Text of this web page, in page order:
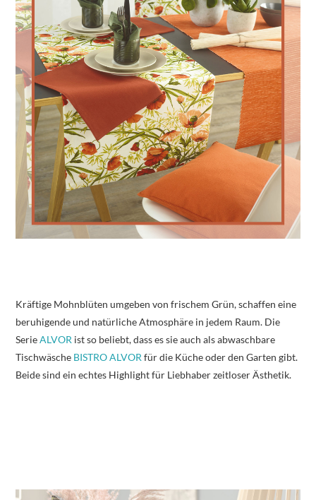
Kräftige Mohnblüten umgeben von frischem Grün, schaffen eine
beruhigende und natürliche Atmosphäre in jedem Raum. Die
SerieALVOR ist so beliebt, dass es sie auch als abwaschbare
Tischwäsche BISTRO ALVOR für die Küche oder den Garten gibt.
Beide sind ein echtes Highlight für Liebhaber zeitloser Ästhetik.